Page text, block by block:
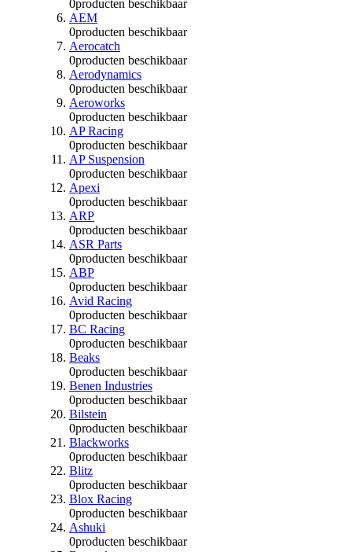
0producten beschikbaar
AEM
0producten beschikbaar
Aerocatch
0producten beschikbaar
Aerodynamics
0producten beschikbaar
Aeroworks
0producten beschikbaar
AP Racing
0producten beschikbaar
AP Suspension
0producten beschikbaar
Apexi
0producten beschikbaar
ARP
0producten beschikbaar
ASR Parts
0producten beschikbaar
ABP
0producten beschikbaar
Avid Racing
0producten beschikbaar
BC Racing
0producten beschikbaar
Beaks
0producten beschikbaar
Benen Industries
0producten beschikbaar
Bilstein
0producten beschikbaar
Blackworks
0producten beschikbaar
Blitz
0producten beschikbaar
Blox Racing
0producten beschikbaar
Ashuki
0producten beschikbaar